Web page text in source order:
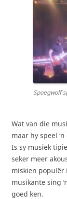
Spoegwolf
Wat van die
maar hy speel
Is sy musiek
seker meer
miskien populêr
musikante sing
goed ken.